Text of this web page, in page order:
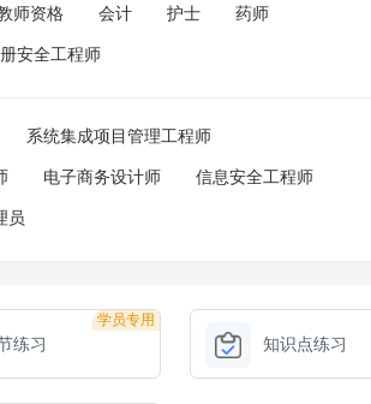
师资格 会计 护士 药师
安全工程师
系统集成项目管理工程师
电子商务设计师 信息安全工程师
员
学员专用
练习 知识点练习